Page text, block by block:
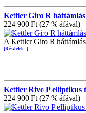
Kettler Giro R
224 900 Ft (27 % áfával)
A Kettler Giro R
[Részletek...]
Kettler Rivo P elliptikus
224 900 Ft (27 % áfával)